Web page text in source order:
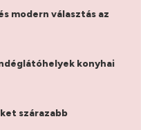
modern választás az
konyhai
szárazabb